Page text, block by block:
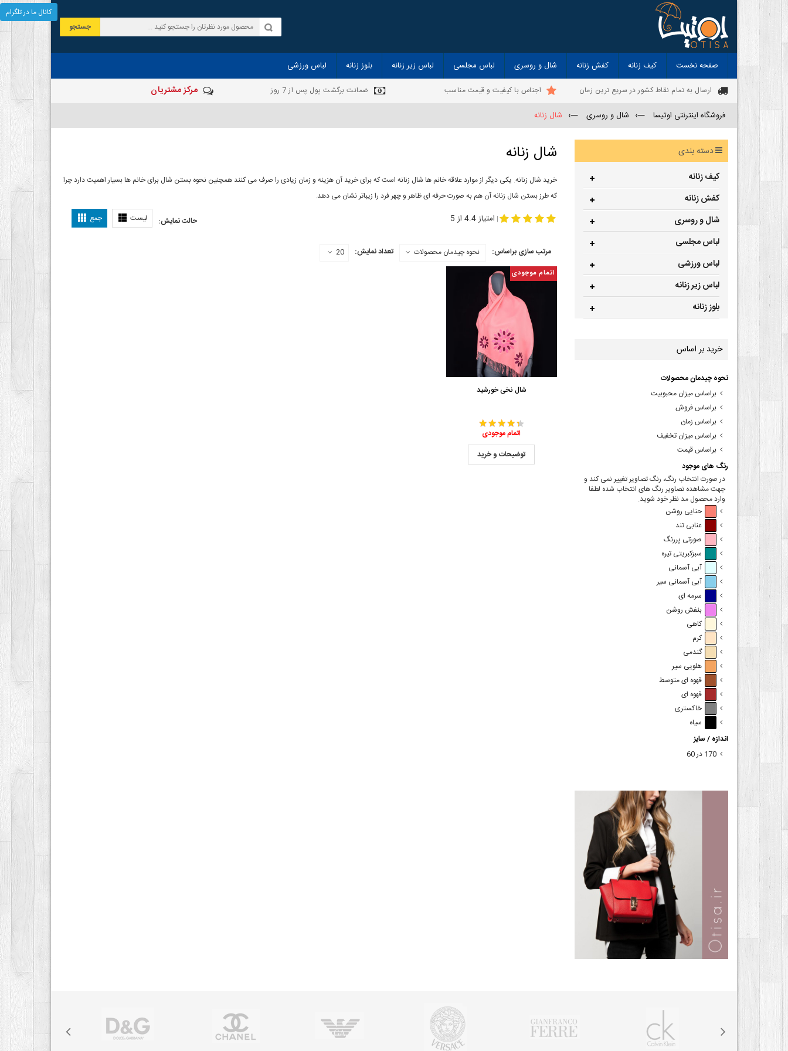
جستجو
صفحه نخست کیف زنانه کفش زنانه شال و روسری لباس مجلسی لباس زیر زنانه بلوز زنانه لباس ورزشی
ارسال به تمام نقاط کشور در سریع ترین زمان اجناس با کیفیت و قیمت مناسب ضمانت برگشت پول پس از 7 روز مرکز مشتریان
فروشگاه اینترنتی اوتیسا —› شال و روسری —› شال زنانه
شال زنانه
خرید شال زنانه. یکی دیگر از موارد علاقه خانم ها شال زنانه است که برای خرید آن هزینه و زمان زیادی را صرف می کنند همچنین نحوه بستن شال برای خانم ها بسیار اهمیت دارد چرا
که طرز بستن شال زنانه آن هم به صورت حرفه ای ظاهر و چهر فرد را زیباتر نشان می دهد.
حالت نمایش: لیست جمع | امتیاز 4.4 از 5
مرتب سازی براساس: نحوه چیدمان محصولات تعداد نمایش: 20
اتمام موجودی
شال نخی خورشید
اتمام موجودی
توضیحات و خرید
دسته بندی
کیف زنانه
کفش زنانه
شال و روسری
لباس مجلسی
لباس ورزشی
لباس زیر زنانه
بلوز زنانه
خرید بر اساس
نحوه چیدمان محصولات
براساس میزان محبوبیت
براساس فروش
براساس زمان
براساس میزان تخفیف
براساس قیمت
رنگ های موجود
در صورت انتخاب رنگ، رنگ تصاویر تغییر نمی کند و
جهت مشاهده تصاویر رنگ های انتخاب شده لطفا
وارد محصول مد نظر خود شوید.
حنایی روشن
عنابی تند
صورتی پررنگ
سبزکبریتی تیره
آبی آسمانی
آبی آسمانی سیر
سرمه ای
بنفش روشن
کاهی
کرم
گندمی
هلویی سیر
قهوه ای متوسط
قهوه ای
خاکستری
سیاه
اندازه / سایز
170 در 60
کانال ما در تلگرام